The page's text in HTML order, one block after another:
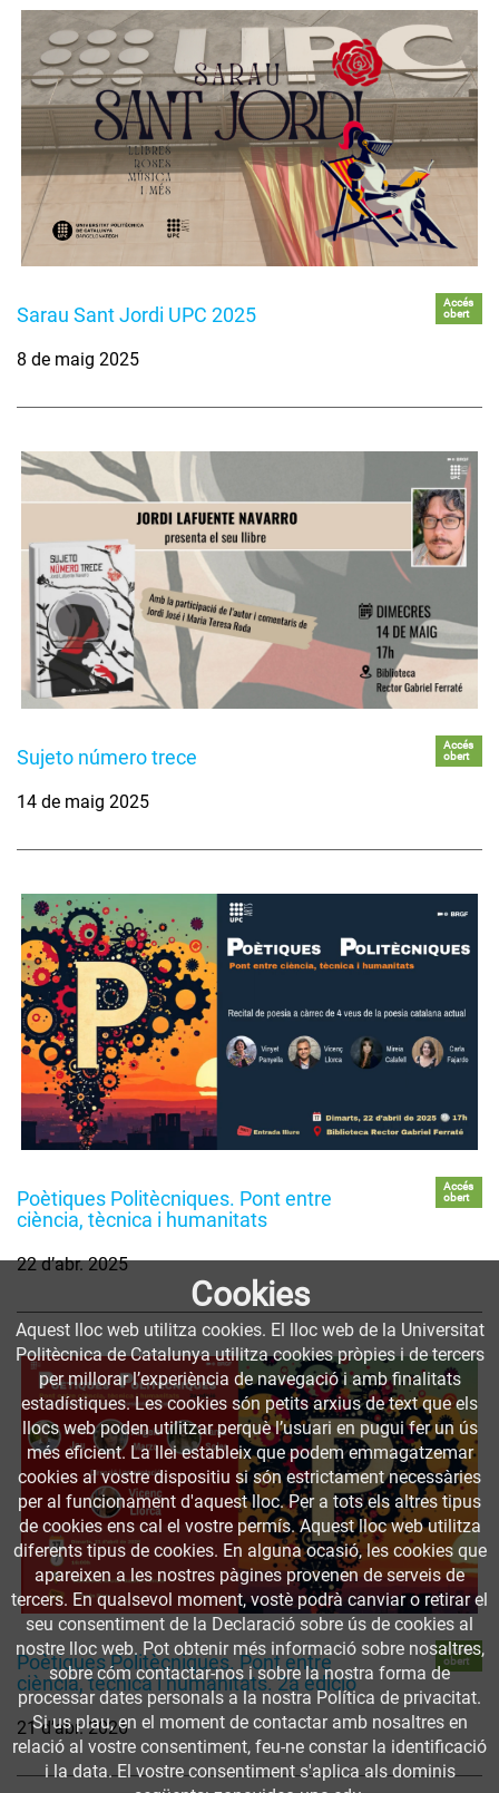
Sarau Sant Jordi UPC 2025
Accés
obert
8 de maig 2025
Sujeto número trece
Accés
obert
14 de maig 2025
Poètiques Politècniques. Pont entre
ciència, tècnica i humanitats
Accés
obert
22 d’abr. 2025
Poètiques Politècniques. Pont entre
ciència, tècnica i humanitats. 2a edició
Accés
obert
21 d’abr. 2026
Cookies
Aquest lloc web utilitza cookies. El lloc web de la Universitat
Politècnica de Catalunya utilitza cookies pròpies i de tercers
per millorar l’experiència de navegació i amb finalitats
estadístiques. Les cookies són petits arxius de text que els
llocs web poden utilitzar perquè l’usuari en pugui fer un ús
més eficient. La llei estableix que podem emmagatzemar
cookies al vostre dispositiu si són estrictament necessàries
per al funcionament d'aquest lloc. Per a tots els altres tipus
de cookies ens cal el vostre permís. Aquest lloc web utilitza
diferents tipus de cookies. En alguna ocasió, les cookies que
apareixen a les nostres pàgines provenen de serveis de
tercers. En qualsevol moment, vostè podrà canviar o retirar el
seu consentiment de la Declaració sobre ús de cookies al
nostre lloc web. Pot obtenir més informació sobre nosaltres,
sobre cóm contactar-nos i sobre la nostra forma de
processar dates personals a la nostra Política de privacitat.
Si us plau, en el moment de contactar amb nosaltres en
relació al vostre consentiment, feu-ne constar la identificació
i la data. El vostre consentiment s'aplica als dominis